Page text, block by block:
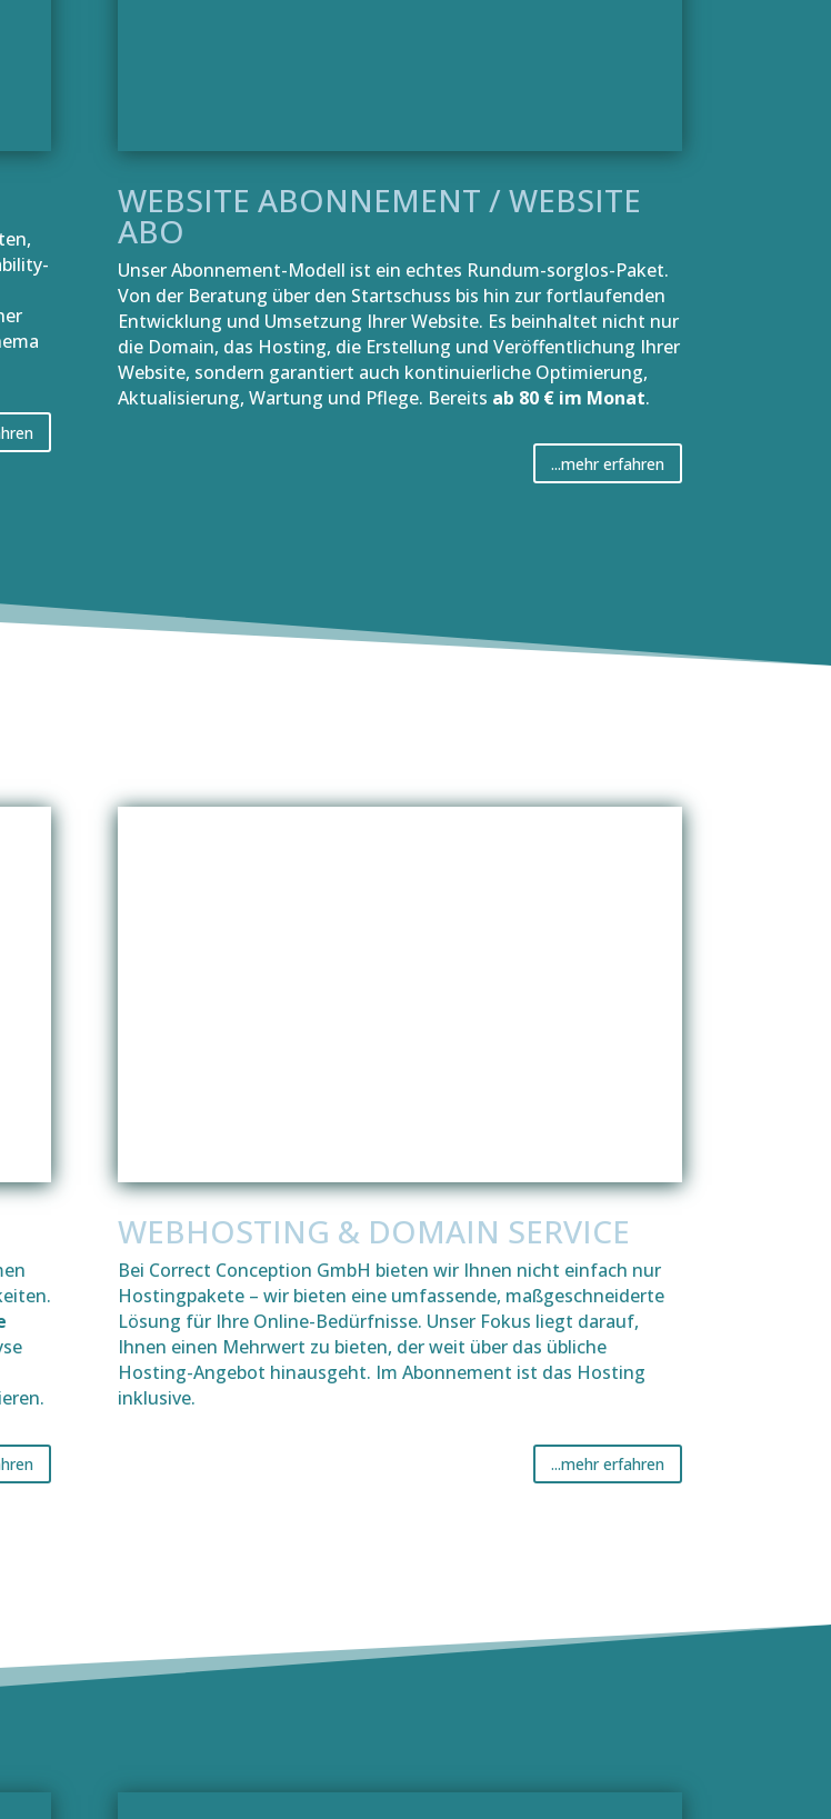
WEBSITE ABONNEMENT / WEBSITE
ABO
Unser Abonnement-Modell ist ein echtes Rundum-sorglos-Paket.
Von der Beratung über den Startschuss bis hin zur fortlaufenden
Entwicklung und Umsetzung Ihrer Website. Es beinhaltet nicht nur
die Domain, das Hosting, die Erstellung und Veröffentlichung Ihrer
Website, sondern garantiert auch kontinuierliche Optimierung,
Aktualisierung, Wartung und Pflege. Bereits ab 80 € im Monat.
...mehr erfahren
WEBHOSTING & DOMAIN SERVICE
Bei Correct Conception GmbH bieten wir Ihnen nicht einfach nur
Hostingpakete – wir bieten eine umfassende, maßgeschneiderte
Lösung für Ihre Online-Bedürfnisse. Unser Fokus liegt darauf,
Ihnen einen Mehrwert zu bieten, der weit über das übliche
Hosting-Angebot hinausgeht. Im Abonnement ist das Hosting
inklusive.
...mehr erfahren